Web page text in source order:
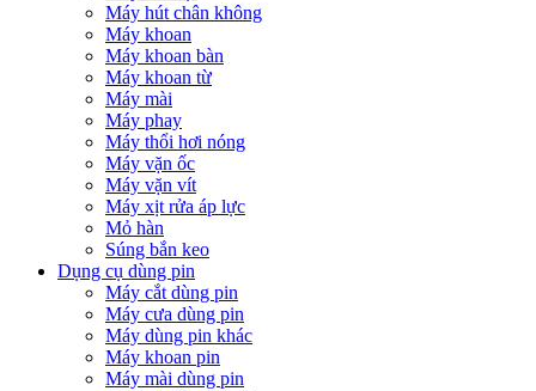
Máy hút chân không
Máy khoan
Máy khoan bàn
Máy khoan từ
Máy mài
Máy phay
Máy thổi hơi nóng
Máy vặn ốc
Máy vặn vít
Máy xịt rửa áp lực
Mỏ hàn
Súng bắn keo
Dụng cụ dùng pin
Máy cắt dùng pin
Máy cưa dùng pin
Máy dùng pin khác
Máy khoan pin
Máy mài dùng pin